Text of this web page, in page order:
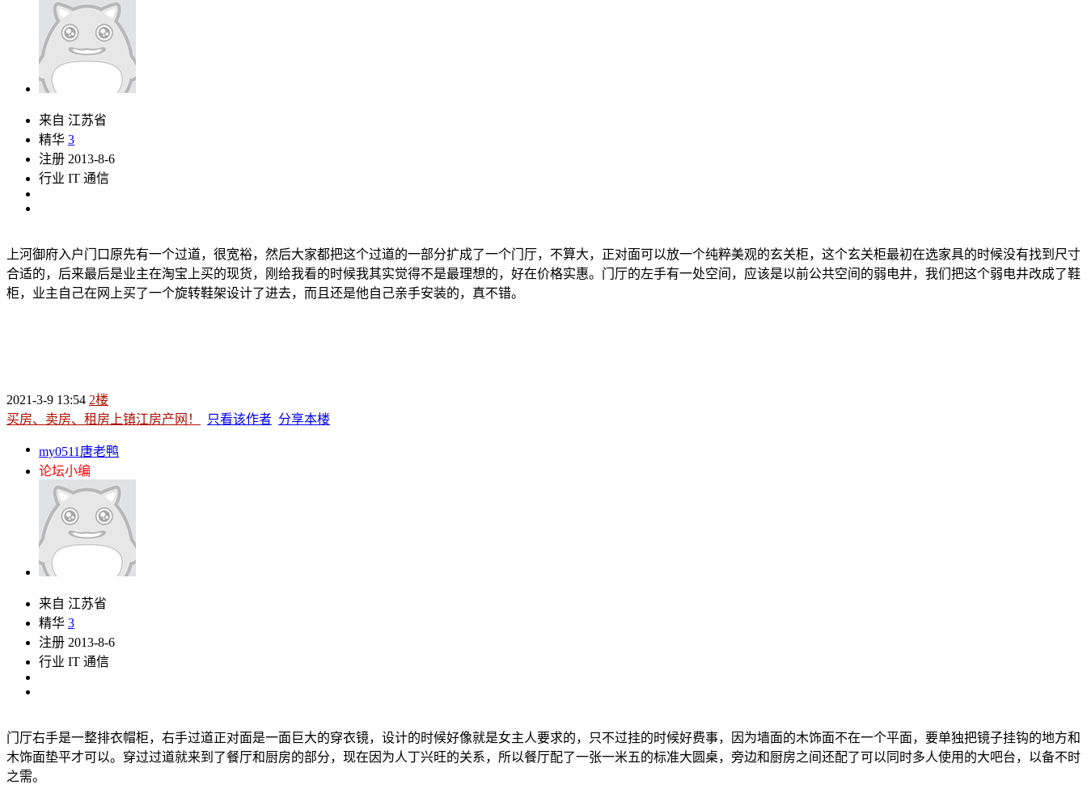
来自 江苏省
精华 3
注册 2013-8-6
行业 IT 通信
上河御府入户门口原先有一个过道，很宽裕，然后大家都把这个过道的一部分扩成了一个门厅，不算大，正对面可以放一个纯粹美观的玄关柜，这个玄关柜最初在选家具的时候没有找到尺寸
合适的，后来最后是业主在淘宝上买的现货，刚给我看的时候我其实觉得不是最理想的，好在价格实惠。门厅的左手有一处空间，应该是以前公共空间的弱电井，我们把这个弱电井改成了鞋
柜，业主自己在网上买了一个旋转鞋架设计了进去，而且还是他自己亲手安装的，真不错。
2021-3-9 13:54 2楼
买房、卖房、租房上镇江房产网！
只看该作者 分享本楼
my0511唐老鸭
论坛小编
来自 江苏省
精华 3
注册 2013-8-6
行业 IT 通信
门厅右手是一整排衣帽柜，右手过道正对面是一面巨大的穿衣镜，设计的时候好像就是女主人要求的，只不过挂的时候好费事，因为墙面的木饰面不在一个平面，要单独把镜子挂钩的地方和
木饰面垫平才可以。穿过过道就来到了餐厅和厨房的部分，现在因为人丁兴旺的关系，所以餐厅配了一张一米五的标准大圆桌，旁边和厨房之间还配了可以同时多人使用的大吧台，以备不时
之需。